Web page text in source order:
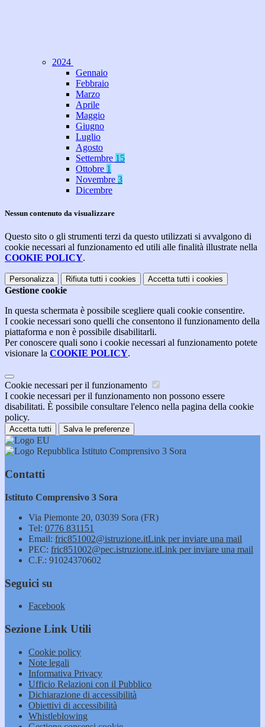
2024
Gennaio
Febbraio
Marzo
Aprile
Maggio
Giugno
Luglio
Agosto
Settembre 15
Ottobre 1
Novembre 3
Dicembre
Nessun contenuto da visualizzare
Questo sito o gli strumenti terzi da questo utilizzati si avvalgono di
cookie necessari al funzionamento ed utili alle finalità illustrate nella
COOKIE POLICY.
Personalizza Rifiuta tutti i cookies Accetta tutti i cookies
Gestione cookie
In questa schermata è possibile scegliere quali cookie consentire.
I cookie necessari sono quelli che consentono il funzionamento della
piattaforma e non è possibile disabilitarli.
Per conoscere quali sono i cookie necessari al funzionamento potete
visionare la COOKIE POLICY.
Cookie necessari per il funzionamento
I cookie necessari per il funzionamento non possono essere
disabilitati. È possibile consultare l'elenco nella pagina della cookie
policy.
Accetta tutti Salva le preferenze
Istituto Comprensivo 3 Sora
Contatti
Istituto Comprensivo 3 Sora
Via Piemonte 20, 03039 Sora (FR)
Tel: 0776 831151
Email: fric851002@istruzione.itLink per inviare una mail
PEC: fric851002@pec.istruzione.itLink per inviare una mail
C.F.: 91024370602
Seguici su
Facebook
Sezione Link Utili
Cookie policy
Note legali
Informativa Privacy
Ufficio Relazioni con il Pubblico
Dichiarazione di accessibilità
Obiettivi di accessibilità
Whistleblowing